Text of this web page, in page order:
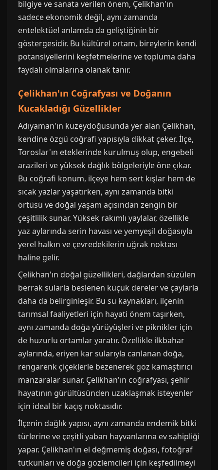
bilgiye ve sanata verilen önem, Çelikhan'ın
sadece ekonomik değil, aynı zamanda
entelektüel anlamda da geliştiğinin bir
göstergesidir. Bu kültürel ortam, bireylerin kendi
potansiyellerini keşfetmelerine ve topluma daha
faydalı olmalarına olanak tanır.
Çelikhan'ın Coğrafyası ve Doğanın
Kucakladığı Güzellikler
Adıyaman'ın kuzeydoğusunda yer alan Çelikhan,
kendine özgü coğrafi yapısıyla dikkat çeker. İlçe,
Toroslar'ın eteklerinde kurulmuş olup, engebeli
arazileri ve yüksek dağlık bölgeleriyle öne çıkar.
Bu coğrafi konum, ilçeye hem sert kışlar hem de
sıcak yazlar yaşatırken, aynı zamanda bitki
örtüsü ve doğal yaşam açısından zengin bir
çeşitlilik sunar. Yüksek rakımlı yaylalar, özellikle
yaz aylarında serin havası ve yemyeşil doğasıyla
yerel halkın ve çevredekilerin uğrak noktası
haline gelir.
Çelikhan'ın doğal güzellikleri, dağlardan süzülen
berrak sularla beslenen küçük dereler ve çaylarla
daha da belirginleşir. Bu su kaynakları, ilçenin
tarımsal faaliyetleri için hayati önem taşırken,
aynı zamanda doğa yürüyüşleri ve piknikler için
de huzurlu ortamlar yaratır. Özellikle ilkbahar
aylarında, eriyen kar sularıyla canlanan doğa,
rengarenk çiçeklerle bezenerek göz kamaştırıcı
manzaralar sunar. Çelikhan'ın coğrafyası, şehir
hayatının gürültüsünden uzaklaşmak isteyenler
için ideal bir kaçış noktasıdır.
İlçenin dağlık yapısı, aynı zamanda endemik bitki
türlerine ve çeşitli yaban hayvanlarına ev sahipliği
yapar. Çelikhan'ın el değmemiş doğası, fotoğraf
tutkunları ve doğa gözlemcileri için keşfedilmeyi